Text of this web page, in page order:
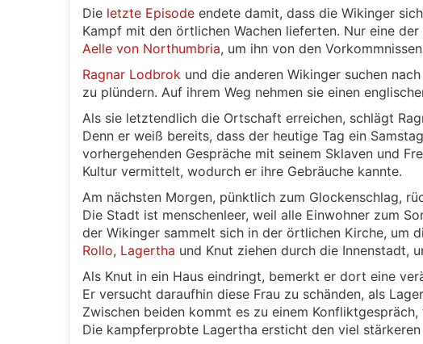
Die letzte Episode endete damit, dass die Wikinger
Kampf mit den örtlichen Wachen lieferten. Nur eine
Aelle von Northumbria, um ihn von den
Ragnar Lodbrok und die anderen Wikinger suchen
zu plündern. Auf ihrem Weg nehmen sie einen
Als sie letztendlich die Ortschaft erreichen, schlägt
Denn er weiß bereits, dass der heutige Tag ein
vorhergehenden Gespräche mit seinem Sklaven und
Kultur vermittelt, wodurch er ihre Gebräuche kannte.
Am nächsten Morgen, pünktlich zum Glockenschlag,
Die Stadt ist menschenleer, weil alle Einwohner zum
der Wikinger sammelt sich in der örtlichen Kirche, um
Rollo, Lagertha und Knut ziehen durch die Innenstadt,
Als Knut in ein Haus eindringt, bemerkt er dort eine
Er versucht daraufhin diese Frau zu schänden, als
Zwischen beiden kommt es zu einem
Die kampferprobte Lagertha ersticht den viel